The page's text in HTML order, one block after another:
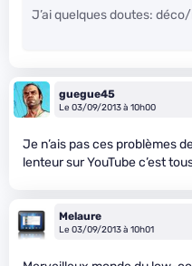
J’ai quelques doutes:
guegue45
Le 03/09/2013 à 10h00
Je n’ais pas ces problèmes
lenteur sur YouTube c’est
Melaure
Le 03/09/2013 à 10h01